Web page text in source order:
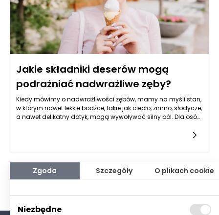
Jakie składniki deserów mogą
podrażniać nadwrażliwe zęby?
Kiedy mówimy o nadwrażliwości zębów, mamy na myśli stan,
w którym nawet lekkie bodźce, takie jak ciepło, zimno, słodycze,
a nawet delikatny dotyk, mogą wywoływać silny ból. Dla osób
wiedza o tym, jakie konkretne składniki w deserach mogą
wywoływać dyskomfort, jest kluczowa dla ich komfortu
żywieniowego. Często występującymi składnikami, które
substancje o silnym smaku, które wpływają na naszą higienę
jamy ustnej i samopoczucie.
Zgoda Szczegóły O plikach cookie
Niezbędne